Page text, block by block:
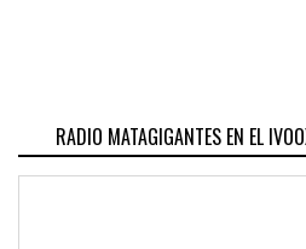
RADIO MATAGIGANTES EN EL